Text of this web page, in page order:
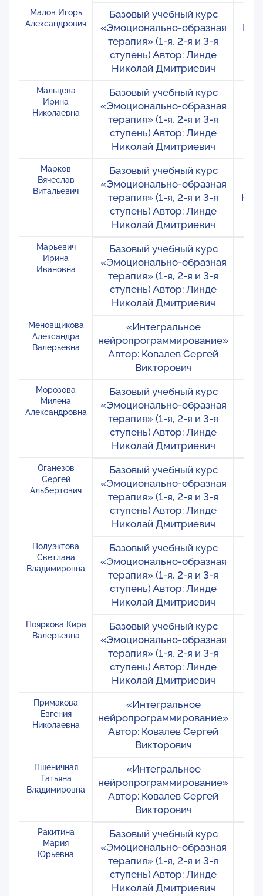
Малов Игорь
Александрович
Базовый учебный курс
«Эмоционально-образная
терапия» (1-я, 2-я и 3-я
ступень) Автор: Линде
Николай Дмитриевич
Мальцева
Ирина
Николаевна
Базовый учебный курс
«Эмоционально-образная
терапия» (1-я, 2-я и 3-я
ступень) Автор: Линде
Николай Дмитриевич
Марков
Вячеслав
Витальевич
Базовый учебный курс
«Эмоционально-образная
терапия» (1-я, 2-я и 3-я
ступень) Автор: Линде
Николай Дмитриевич
Марьевич
Ирина
Ивановна
Базовый учебный курс
«Эмоционально-образная
терапия» (1-я, 2-я и 3-я
ступень) Автор: Линде
Николай Дмитриевич
Меновщикова
Александра
Валерьевна
«Интегральное
нейропрограммирование»
Автор: Ковалев Сергей
Викторович
Морозова
Милена
Александровна
Базовый учебный курс
«Эмоционально-образная
терапия» (1-я, 2-я и 3-я
ступень) Автор: Линде
Николай Дмитриевич
Оганезов
Сергей
Альбертович
Базовый учебный курс
«Эмоционально-образная
терапия» (1-я, 2-я и 3-я
ступень) Автор: Линде
Николай Дмитриевич
Полуэктова
Светлана
Владимировна
Базовый учебный курс
«Эмоционально-образная
терапия» (1-я, 2-я и 3-я
ступень) Автор: Линде
Николай Дмитриевич
Пояркова Кира
Валерьевна
Базовый учебный курс
«Эмоционально-образная
терапия» (1-я, 2-я и 3-я
ступень) Автор: Линде
Николай Дмитриевич
Примакова
Евгения
Николаевна
«Интегральное
нейропрограммирование»
Автор: Ковалев Сергей
Викторович
Пшеничная
Татьяна
Владимировна
«Интегральное
нейропрограммирование»
Автор: Ковалев Сергей
Викторович
Ракитина
Мария
Юрьевна
Базовый учебный курс
«Эмоционально-образная
терапия» (1-я, 2-я и 3-я
ступень) Автор: Линде
Николай Дмитриевич